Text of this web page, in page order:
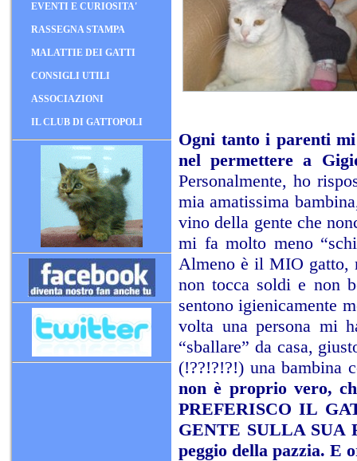
EVENTI E CURIOSITA'
RASSEGNA STAMPA
MALATTIE DEI GATTI
CONSIGLI UTILI
ASSOCIAZIONI
IL CLUB DI GATTOPOLI
Ogni tanto i parenti
nel permettere a
Personalmente, ho
mia amatissima
vino della gente che
mi fa molto meno
Almeno è il MIO gatto,
non tocca soldi e non
sentono igienicamente
volta una persona mi
“sballare” da casa,
(!??!?!?!) una bambina
non è proprio vero,
PREFERISCO IL
GENTE SULLA SUA
peggio della pazzia. E